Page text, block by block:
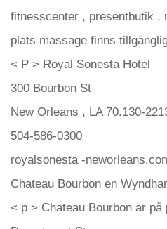
fitnesscenter , presentbutik ,
plats massage finns
< P > Royal Sonesta Hotel
300 Bourbon St
New Orleans , LA 70.130-
504-586-0300
royalsonesta -
Chateau Bourbon en
< p > Chateau Bourbon är